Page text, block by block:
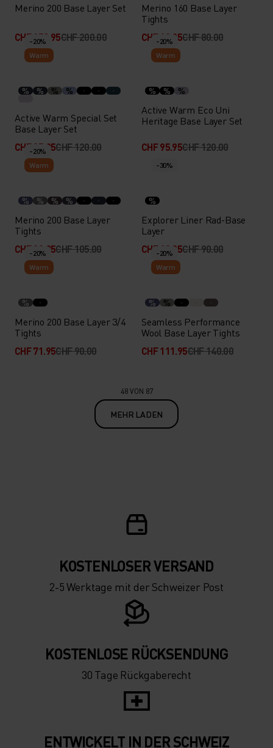
Merino 200 Base Layer Set
CHF 159.95CHF 200.00
Merino 160 Base Layer
Tights
CHF 63.95CHF 80.00
-20%
Warm
% % % %
Active Warm Special Set
Base Layer Set
CHF 95.95CHF 120.00
-20%
Warm
% % %
Active Warm Eco Uni
Heritage Base Layer Set
CHF 95.95CHF 120.00
-20%
Warm
% % % %
Merino 200 Base Layer
Tights
CHF 83.95CHF 105.00
-30%
%
Explorer Liner Rad-Base
Layer
CHF 62.95CHF 90.00
-20%
Warm
%
Merino 200 Base Layer 3/4
Tights
CHF 71.95CHF 90.00
-20%
Warm
% %
Seamless Performance
Wool Base Layer Tights
CHF 111.95CHF 140.00
48 VON 87
MEHR LADEN
KOSTENLOSER VERSAND
2-5 Werktage mit der Schweizer Post
KOSTENLOSE RÜCKSENDUNG
30 Tage Rückgaberecht
ENTWICKELT IN DER SCHWEIZ